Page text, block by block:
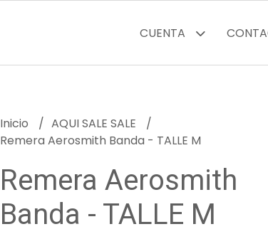
CUENTA
Inicio
AQUI SALE SALE
Remera Aerosmith Banda - TALLE M
Remera Aerosmith
Banda - TALLE M